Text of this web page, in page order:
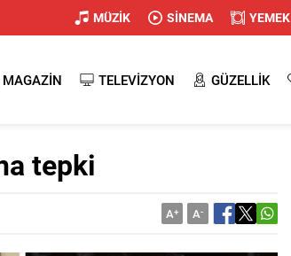
MÜZİK SİNEMA YEMEK
MAGAZİN TELEVİZYON GÜZELLİK
tepki
A+ A-